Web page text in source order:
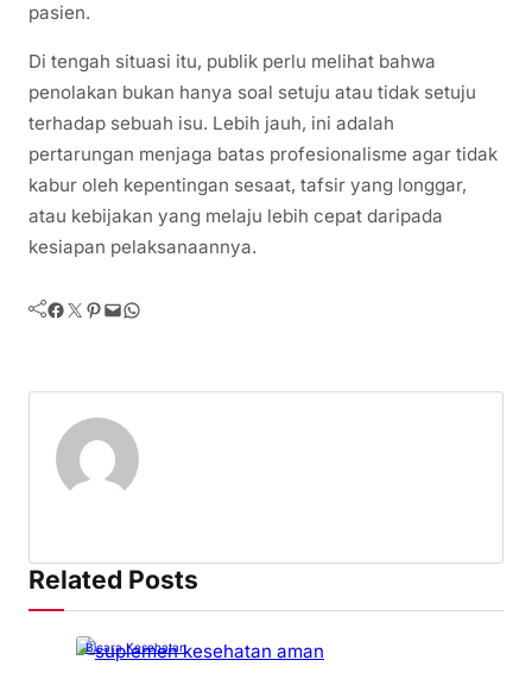
pasien.
Di tengah situasi itu, publik perlu melihat bahwa
penolakan bukan hanya soal setuju atau tidak setuju
terhadap sebuah isu. Lebih jauh, ini adalah
pertarungan menjaga batas profesionalisme agar tidak
kabur oleh kepentingan sesaat, tafsir yang longgar,
atau kebijakan yang melaju lebih cepat daripada
kesiapan pelaksanaannya.
Facebook Twitter Pinterest Mail WhatsApp
Related Posts
Bicara Kesehatan